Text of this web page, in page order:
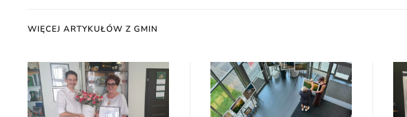
WIĘCEJ ARTYKUŁÓW Z GMIN